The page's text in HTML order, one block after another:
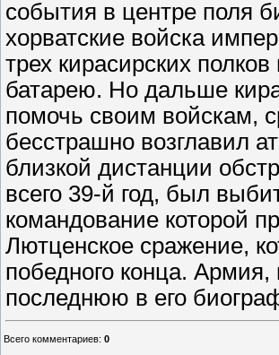
события в центре поля
хорватские войска
трех кирасирских
батарею. Но дальше
помочь своим войскам,
бесстрашно возглавил
близкой дистанции
всего 39-й год, был
командование которой
Лютценское сражение,
победного конца. Армия,
последнюю в его
Всего комментариев: 0